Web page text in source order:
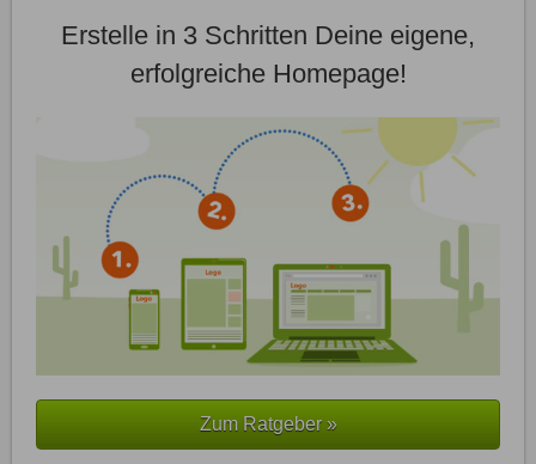
Erstelle in 3 Schritten Deine eigene,
erfolgreiche Homepage!
Zum Ratgeber »